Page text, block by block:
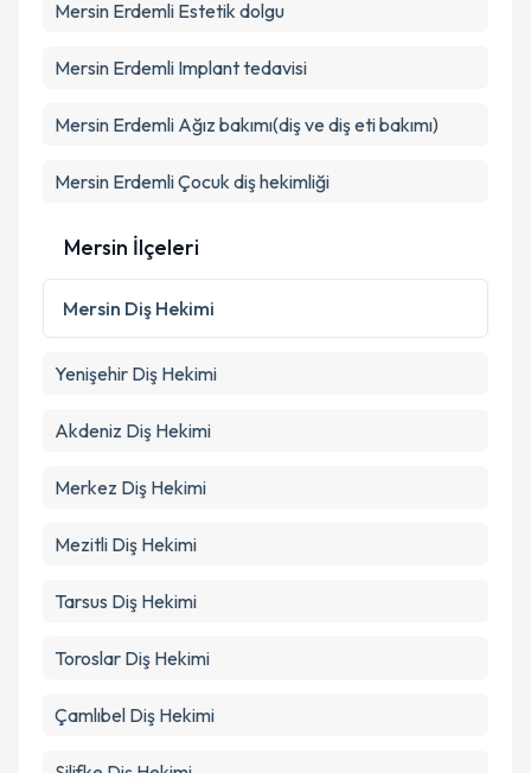
Kişisel verilerimin işlenmesine ilişkin
Takvim Talebini Gönder
Mersin Erdemli Estetik dolgu
Mersin Erdemli Implant tedavisi
Mersin Erdemli Ağız bakımı(diş ve diş eti bakımı)
Mersin Erdemli Çocuk diş hekimliği
Mersin İlçeleri
Mersin Diş Hekimi
Yenişehir Diş Hekimi
Akdeniz Diş Hekimi
Merkez Diş Hekimi
Mezitli Diş Hekimi
Tarsus Diş Hekimi
Toroslar Diş Hekimi
Çamlıbel Diş Hekimi